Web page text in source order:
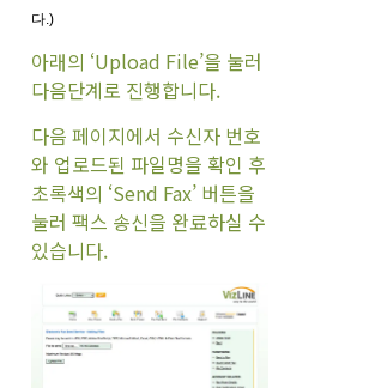
다.)
아래의 ‘Upload File’을 눌러
다음단계로 진행합니다.
다음 페이지에서 수신자 번호
와 업로드된 파일명을 확인 후
초록색의 ‘Send Fax’ 버튼을
눌러 팩스 송신을 완료하실 수
있습니다.